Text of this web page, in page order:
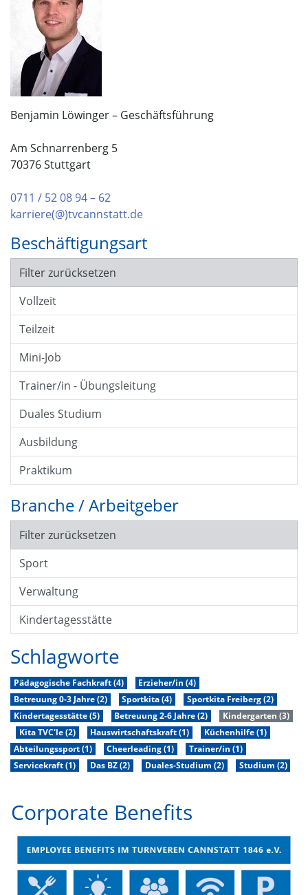
Benjamin Löwinger – Geschäftsführung
Am Schnarrenberg 5
70376 Stuttgart
0711 / 52 08 94 – 62
karriere(@)tvcannstatt.de
Beschäftigungsart
Filter zurücksetzen
Vollzeit
Teilzeit
Mini-Job
Trainer/in - Übungsleitung
Duales Studium
Ausbildung
Praktikum
Branche / Arbeitgeber
Filter zurücksetzen
Sport
Verwaltung
Kindertagesstätte
Schlagworte
Pädagogische Fachkraft (4)
Erzieher/in (4)
Betreuung 0-3 Jahre (2)
Sportkita (4)
Sportkita Freiberg (2)
Kindertagesstätte (5)
Betreuung 2-6 Jahre (2)
Kindergarten (3)
Kita TVC'le (2)
Hauswirtschaftskraft (1)
Küchenhilfe (1)
Abteilungssport (1)
Cheerleading (1)
Trainer/in (1)
Servicekraft (1)
Das BZ (2) Duales-Studium (2) Studium (2)
Corporate Benefits